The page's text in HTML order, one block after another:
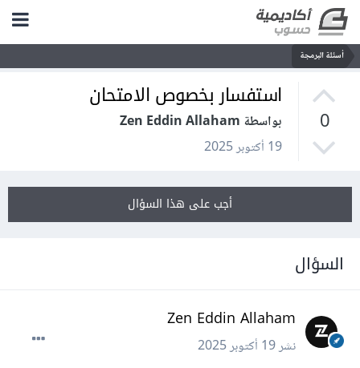
أسئلة البرمجة
0
استفسار بخصوص الامتحان
بواسطة Zen Eddin Allaham
19 أكتوبر 2025
أجب على هذا السؤال
السؤال
Zen Eddin Allaham
نشر19 أكتوبر 2025